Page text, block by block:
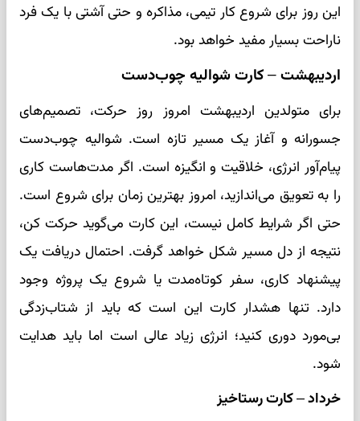
این روز برای شروع کار تیمی، مذاکره و حتی آشتی با یک فرد
ناراحت بسیار مفید خواهد بود.
اردیبهشت – کارت شوالیه چوب‌دست
برای متولدین اردیبهشت امروز روز حرکت، تصمیم‌های
جسورانه و آغاز یک مسیر تازه است. شوالیه چوب‌دست
پیام‌آور انرژی، خلاقیت و انگیزه است. اگر مدت‌هاست کاری
را به تعویق می‌اندازید، امروز بهترین زمان برای شروع است.
حتی اگر شرایط کامل نیست، این کارت می‌گوید حرکت کن،
نتیجه از دل مسیر شکل خواهد گرفت. احتمال دریافت یک
پیشنهاد کاری، سفر کوتاه‌مدت یا شروع یک پروژه وجود
دارد. تنها هشدار کارت این است که باید از شتاب‌زدگی
بی‌مورد دوری کنید؛ انرژی زیاد عالی است اما باید هدایت
شود.
خرداد – کارت رستاخیز